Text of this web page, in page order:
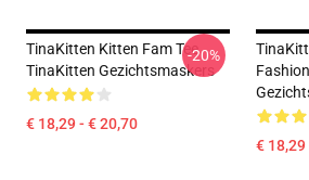
TinaKitten Kitten Fam Tee
TinaKitten Gezichtsmaskers
€ 18,29 - € 20,70
-20%
€ 18,29